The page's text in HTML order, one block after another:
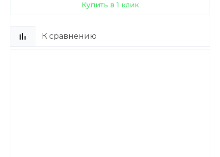
Купить в 1 клик
К сравнению